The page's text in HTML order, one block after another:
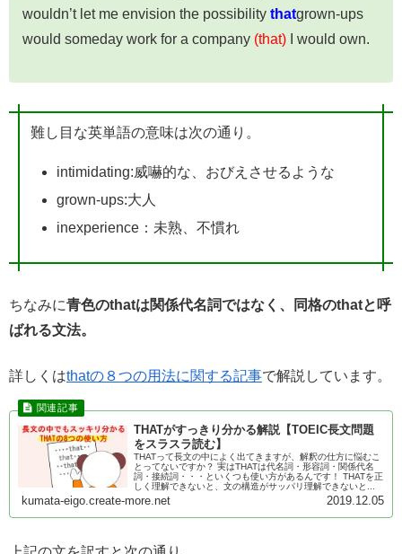
wouldn’t let me envision the possibility thatgrown-ups
would someday work for a company (that) I would own.
難し目な英単語の意味は次の通り。
intimidating:威嚇的な、おびえさせるような
grown-ups:大人
inexperience：未熟、不慣れ
ちなみに青色のthatは関係代名詞ではなく、同格のthatと呼
ばれる文法。
詳しくはthatの８つの用法に関する記事で解説しています。
THATがすっきり分かる解説【TOEIC長文問題
をスラスラ読む】
THATって長文の中によく出てきますが、解釈の仕方に悩むこ
とってないですか？ 実はTHATは代名詞・形容詞・関係代名
詞・接続詞・・・といくつも使い方があるんです！ THATを正
しく理解できないと、文の構造がサッパリ理解できないと...
kumata-eigo.create-more.net 2019.12.05